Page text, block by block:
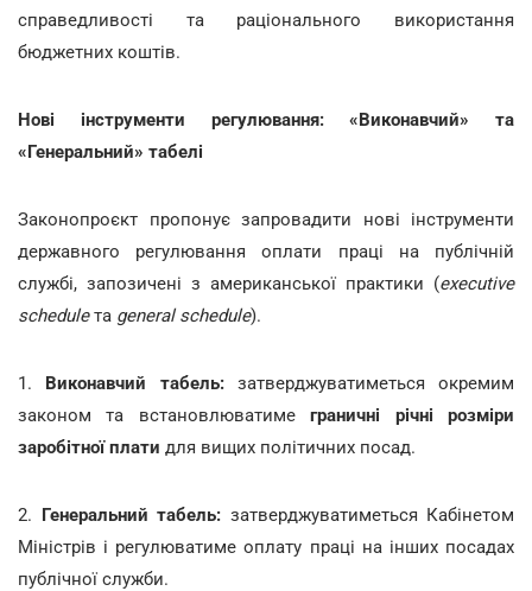
справедливості та раціонального використання
бюджетних коштів.
Нові інструменти регулювання: «Виконавчий» та
«Генеральний» табелі
Законопроєкт пропонує запровадити нові інструменти
державного регулювання оплати праці на публічній
службі, запозичені з американської практики (executive
scheduleта general schedule).
1. Виконавчий табель:затверджуватиметься окремим
законом та встановлюватимеграничні річні розміри
заробітної плати для вищих політичних посад.
2. Генеральний табель: затверджуватиметься Кабінетом
Міністрів і регулюватиме оплату праці на інших посадах
публічної служби.